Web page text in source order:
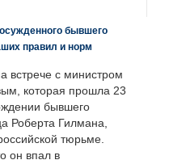
бывшего
правил и норм
встрече с министром
которая прошла 23
бывшего
Роберта Гилмана,
тюрьме.
он впал в